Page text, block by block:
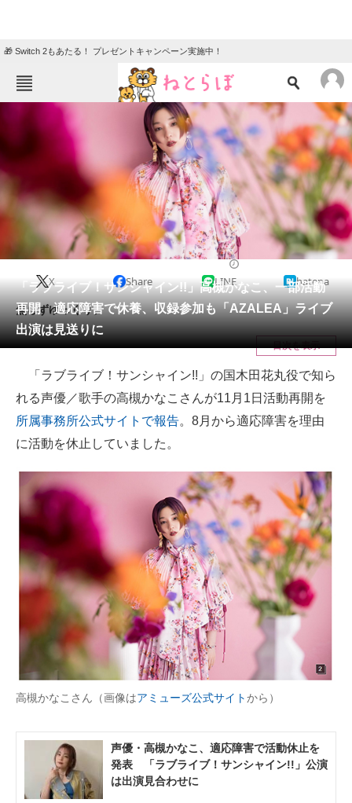
🎁 Switch 2もあたる！ プレゼントキャンペーン実施中！
ねとらぼメニュー
ニュース
エンタメ クイズ
グルメ 地域
住まい 教育・育児
動物 リサーチ
会員記事
メディア
注目記事を集めた総合ページ
ITの今と未来を見通す
スマホと通信の最新トレンド
進化するPCとデバイスの未来
好きが集まる 比べて選べる
ビジネスと働き方のヒント
AI活用のいまが分かる
企業ITのトレンドを詳説
経営リーダーのコミュニティ
マーケ×ITの今がよく分かる
IT製品の技術・比較・事例
製造業のIT導入・活用を支援
「ラブライブ！サンシャイン!!」高槻かなこ、一部活動
再開 適応障害で休養、収録参加も「AZALEA」ライブ
出演は見送りに
X Share LINE hatena
焦らずゆっくり。
目次を表示
「ラブライブ！サンシャイン!!」の国木田花丸役で知ら
れる声優／歌手の高槻かなこさんが11月1日活動再開を
所属事務所公式サイトで報告。8月から適応障害を理由
に活動を休止していました。
高槻かなこさん（画像はアミューズ公式サイトから）
声優・高槻かなこ、適応障害で活動休止を
発表 「ラブライブ！サンシャイン!!」公演
は出演見合わせに